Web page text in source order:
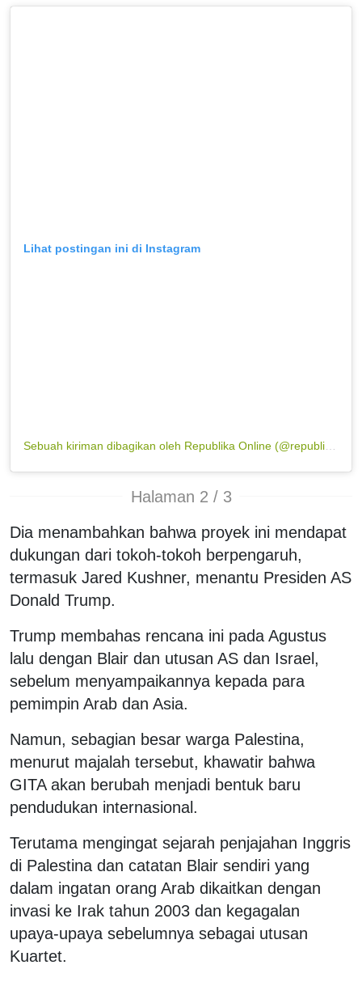
Lihat postingan ini di Instagram
Sebuah kiriman dibagikan oleh Republika Online (@republikaonline)
Halaman 2 / 3
Dia menambahkan bahwa proyek ini mendapat
dukungan dari tokoh-tokoh berpengaruh,
termasuk Jared Kushner, menantu Presiden AS
Donald Trump.
Trump membahas rencana ini pada Agustus
lalu dengan Blair dan utusan AS dan Israel,
sebelum menyampaikannya kepada para
pemimpin Arab dan Asia.
Namun, sebagian besar warga Palestina,
menurut majalah tersebut, khawatir bahwa
GITA akan berubah menjadi bentuk baru
pendudukan internasional.
Terutama mengingat sejarah penjajahan Inggris
di Palestina dan catatan Blair sendiri yang
dalam ingatan orang Arab dikaitkan dengan
invasi ke Irak tahun 2003 dan kegagalan
upaya-upaya sebelumnya sebagai utusan
Kuartet.